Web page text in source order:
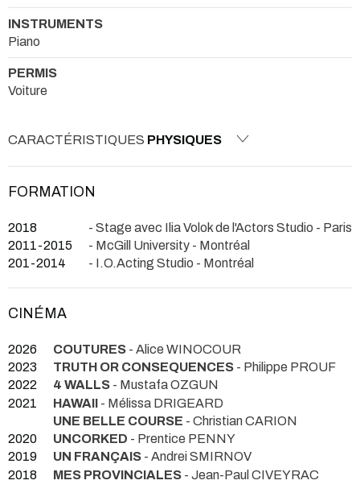
INSTRUMENTS
Piano
PERMIS
Voiture
CARACTÉRISTIQUES PHYSIQUES
FORMATION
2018
- Stage avec Ilia Volok de l'Actors Studio - Paris
2011-2015
- McGill University - Montréal
201-2014
- I.O.Acting Studio - Montréal
CINÉMA
2026 COUTURES - Alice WINOCOUR
2023
TRUTH OR CONSEQUENCES - Philippe PROUF
2022
4 WALLS - Mustafa OZGUN
2021
HAWAII - Mélissa DRIGEARD
UNE BELLE COURSE - Christian CARION
2020
UNCORKED - Prentice PENNY
2019
UN FRANÇAIS - Andrei SMIRNOV
2018
MES PROVINCIALES - Jean-Paul CIVEYRAC